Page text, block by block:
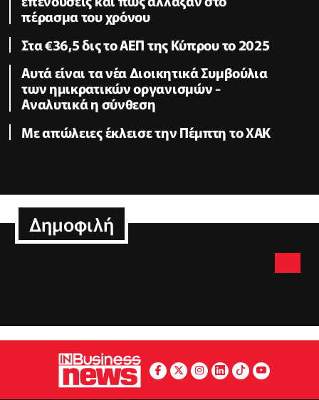
πέρασμα του χρόνου
Στα €36,5 δις το ΑΕΠ της Κύπρου το 2025
Αυτά είναι τα νέα Διοικητικά Συμβούλια
των ημικρατικών οργανισμών -
Αναλυτικά η σύνθεση
Με απώλειες έκλεισε την Πέμπτη το ΧΑΚ
Δημοφιλή